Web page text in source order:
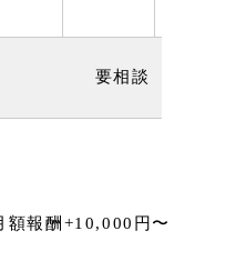
要相談
報酬+10,000円〜